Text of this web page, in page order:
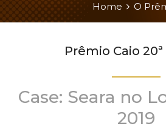
Home O
Prêmio Caio
Case: Seara no
2019